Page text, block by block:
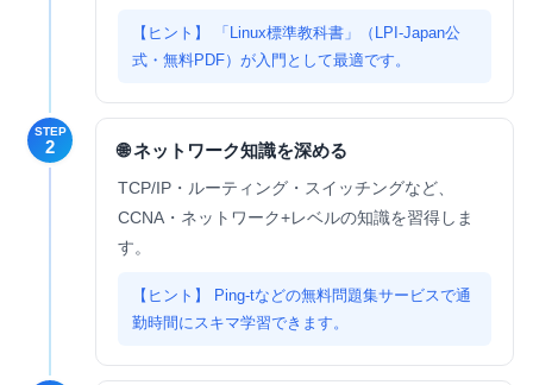
「Linux標準教科書」（LPI-Japan公
式・無料PDF）が入門として最適です。
STEP
2 🌐 ネットワーク知識を深める
TCP/IP・ルーティング・スイッチングなど、
CCNA・ネットワーク+レベルの知識を習得しま
す。
Ping-tなどの無料問題集サービスで通
勤時間にスキマ学習できます。